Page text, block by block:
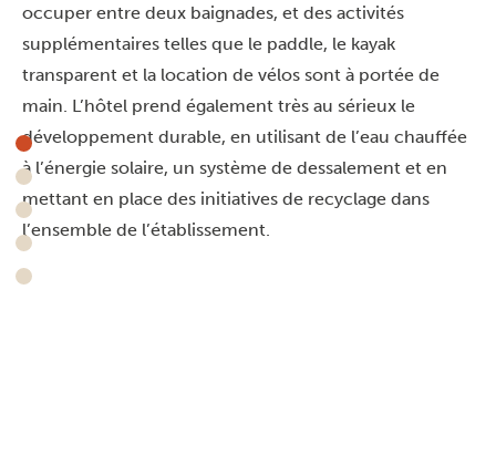
occuper entre deux baignades, et des activités
supplémentaires telles que le paddle, le kayak
transparent et la location de vélos sont à portée de
main. L’hôtel prend également très au sérieux le
développement durable, en utilisant de l’eau chauffée
à l’énergie solaire, un système de dessalement et en
mettant en place des initiatives de recyclage dans
l’ensemble de l’établissement.